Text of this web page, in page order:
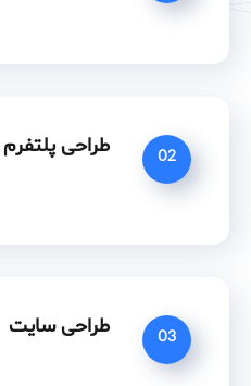
02 طراحی پلتفرم
03 طراحی سایت